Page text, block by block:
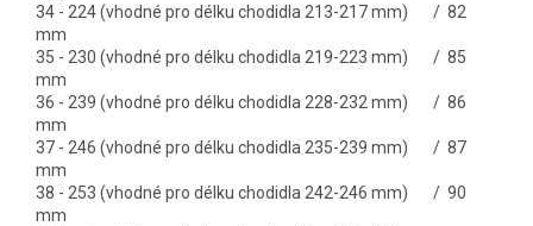
34 - 224 (vhodné pro délku chodidla 213-217 mm) / 82
mm
35 - 230 (vhodné pro délku chodidla 219-223 mm) / 85
mm
36 - 239 (vhodné pro délku chodidla 228-232 mm) / 86
mm
37 - 246 (vhodné pro délku chodidla 235-239 mm) / 87
mm
38 - 253 (vhodné pro délku chodidla 242-246 mm) / 90
mm